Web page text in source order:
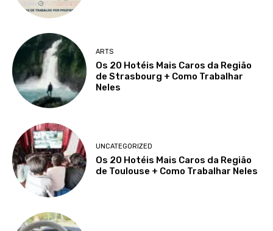
ARTS
Os 20 Hotéis Mais Caros da Região
de Strasbourg + Como Trabalhar
Neles
UNCATEGORIZED
Os 20 Hotéis Mais Caros da Região
de Toulouse + Como Trabalhar Neles